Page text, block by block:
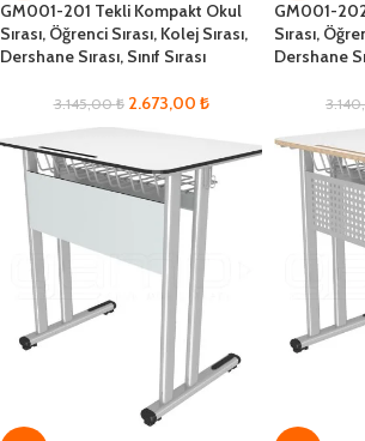
GM001-201 Tekli Kompakt Okul
Sırası, Öğrenci Sırası, Kolej Sırası,
Dershane Sırası, Sınıf Sırası
3.145,00₺ 2.673,00 ₺
GM001-
Sırası,
Dershane